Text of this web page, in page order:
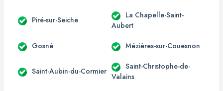
Piré-sur-Seiche
La Chapelle-Saint-
Aubert
Gosné Mézières-sur-Couesnon
Saint-Aubin-du-Cormier
Saint-Christophe-de-
Valains